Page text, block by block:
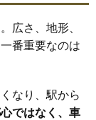
万円 28.3%
万円 30.8%
万円 29.1%
万円 33.9%
万円 17.7%
広さ、地形、
番重要なのは
なり、駅から
ではなく、車